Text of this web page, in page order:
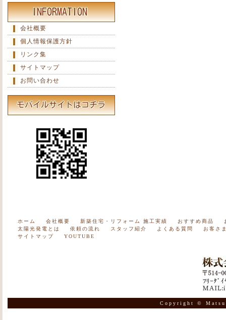
会社概要
個人情報保護方針
リンク集
サイトマップ
お問い合わせ
ホーム 会社概要 新築住宅・リフォーム 施工実績 おすすめ商品
太陽光発電とは
依頼の流れ スタッフ紹介 よくある質問
お客さ
サイトマップ
YOUTUBE
Copyright ©